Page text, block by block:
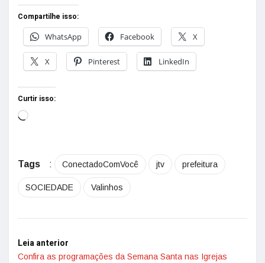
Compartilhe isso:
WhatsApp
Facebook X
X Pinterest LinkedIn
Curtir isso:
Tags : ConectadoComVocê jtv prefeitura
SOCIEDADE Valinhos
Leia anterior
Confira as programações da Semana Santa nas Igrejas